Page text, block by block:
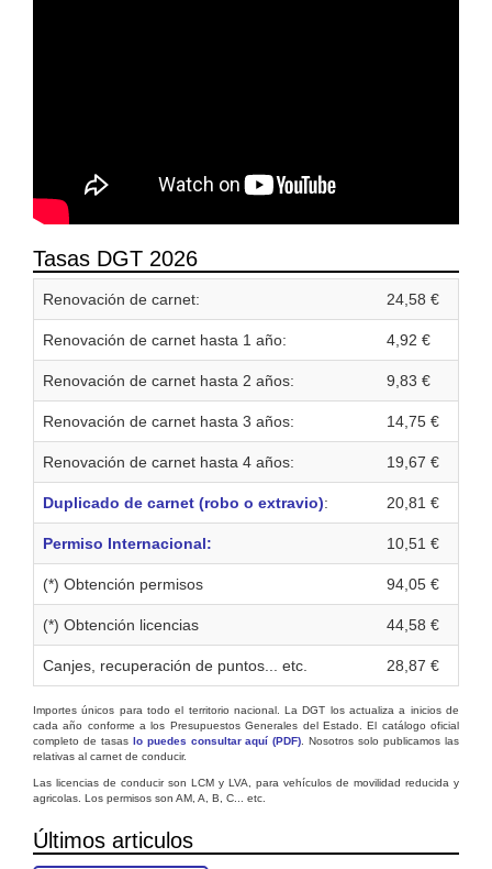
Tasas DGT 2026
Renovación de carnet: 24,58 €
Renovación de carnet hasta 1 año: 4,92 €
Renovación de carnet hasta 2 años: 9,83 €
Renovación de carnet hasta 3 años: 14,75 €
Renovación de carnet hasta 4 años: 19,67 €
Duplicado de carnet (robo o extravio): 20,81 €
Permiso Internacional: 10,51 €
(*) Obtención permisos 94,05 €
(*) Obtención licencias 44,58 €
Canjes, recuperación de puntos... etc. 28,87 €
Importes únicos para todo el territorio nacional. La DGT los actualiza a inicios de
cada año conforme a los Presupuestos Generales del Estado. El catálogo oficial
completo de tasas lo puedes consultar aquí (PDF) . Nosotros solo publicamos las
relativas al carnet de conducir.
Las licencias de conducir son LCM y LVA, para vehículos de movilidad reducida y
agricolas. Los permisos son AM, A, B, C... etc.
Últimos articulos